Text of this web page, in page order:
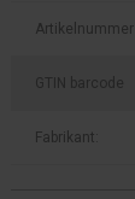
Artikelnummer
GTIN barcode
Fabrikant: